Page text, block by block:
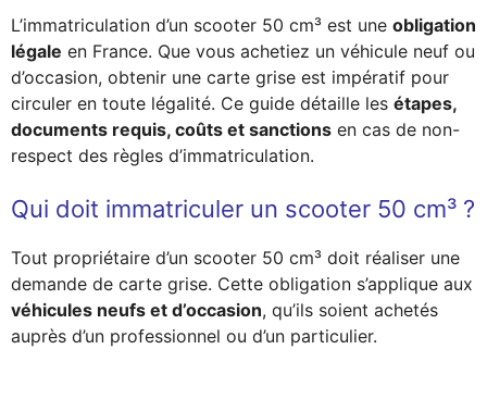
L’immatriculation d’un scooter 50 cm³ est une obligation
légale en France. Que vous achetiez un véhicule neuf ou
d’occasion, obtenir une carte grise est impératif pour
circuler en toute légalité. Ce guide détaille les étapes,
documents requis, coûts et sanctions en cas de non-
respect des règles d’immatriculation.
Qui doit immatriculer un scooter 50 cm³ ?
Tout propriétaire d’un scooter 50 cm³ doit réaliser une
demande de carte grise. Cette obligation s’applique aux
véhicules neufs et d’occasion, qu’ils soient achetés
auprès d’un professionnel ou d’un particulier.